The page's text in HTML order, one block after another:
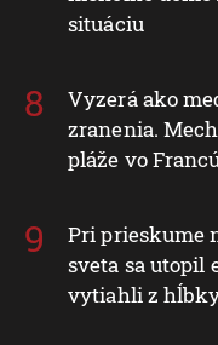
situáciu
Vyzerá ako
zranenia.
pláže vo
Pri prieskume
sveta sa utopil
vytiahli z